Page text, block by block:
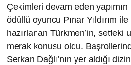
Çekimleri devam eden yapımın
ödüllü oyuncu Pınar Yıldırım
hazırlanan Türkmen’in, setteki
merak konusu oldu.
Serkan Dağlı’nın yer aldığı